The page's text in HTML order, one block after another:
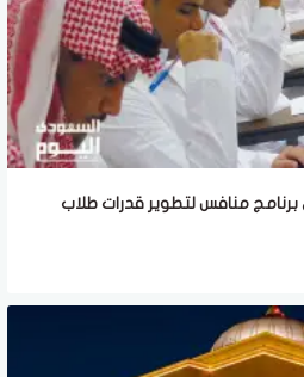
برنامج منافس لتطوير قدرات طلاب